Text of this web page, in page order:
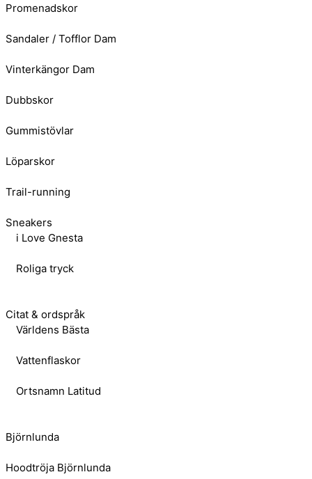
Promenadskor
Sandaler / Tofflor Dam
Vinterkängor Dam
Dubbskor
Gummistövlar
Löparskor
Trail-running
Sneakers
i Love Gnesta
Roliga tryck
Citat & ordspråk
Världens Bästa
Vattenflaskor
Ortsnamn Latitud
Björnlunda
Hoodtröja Björnlunda